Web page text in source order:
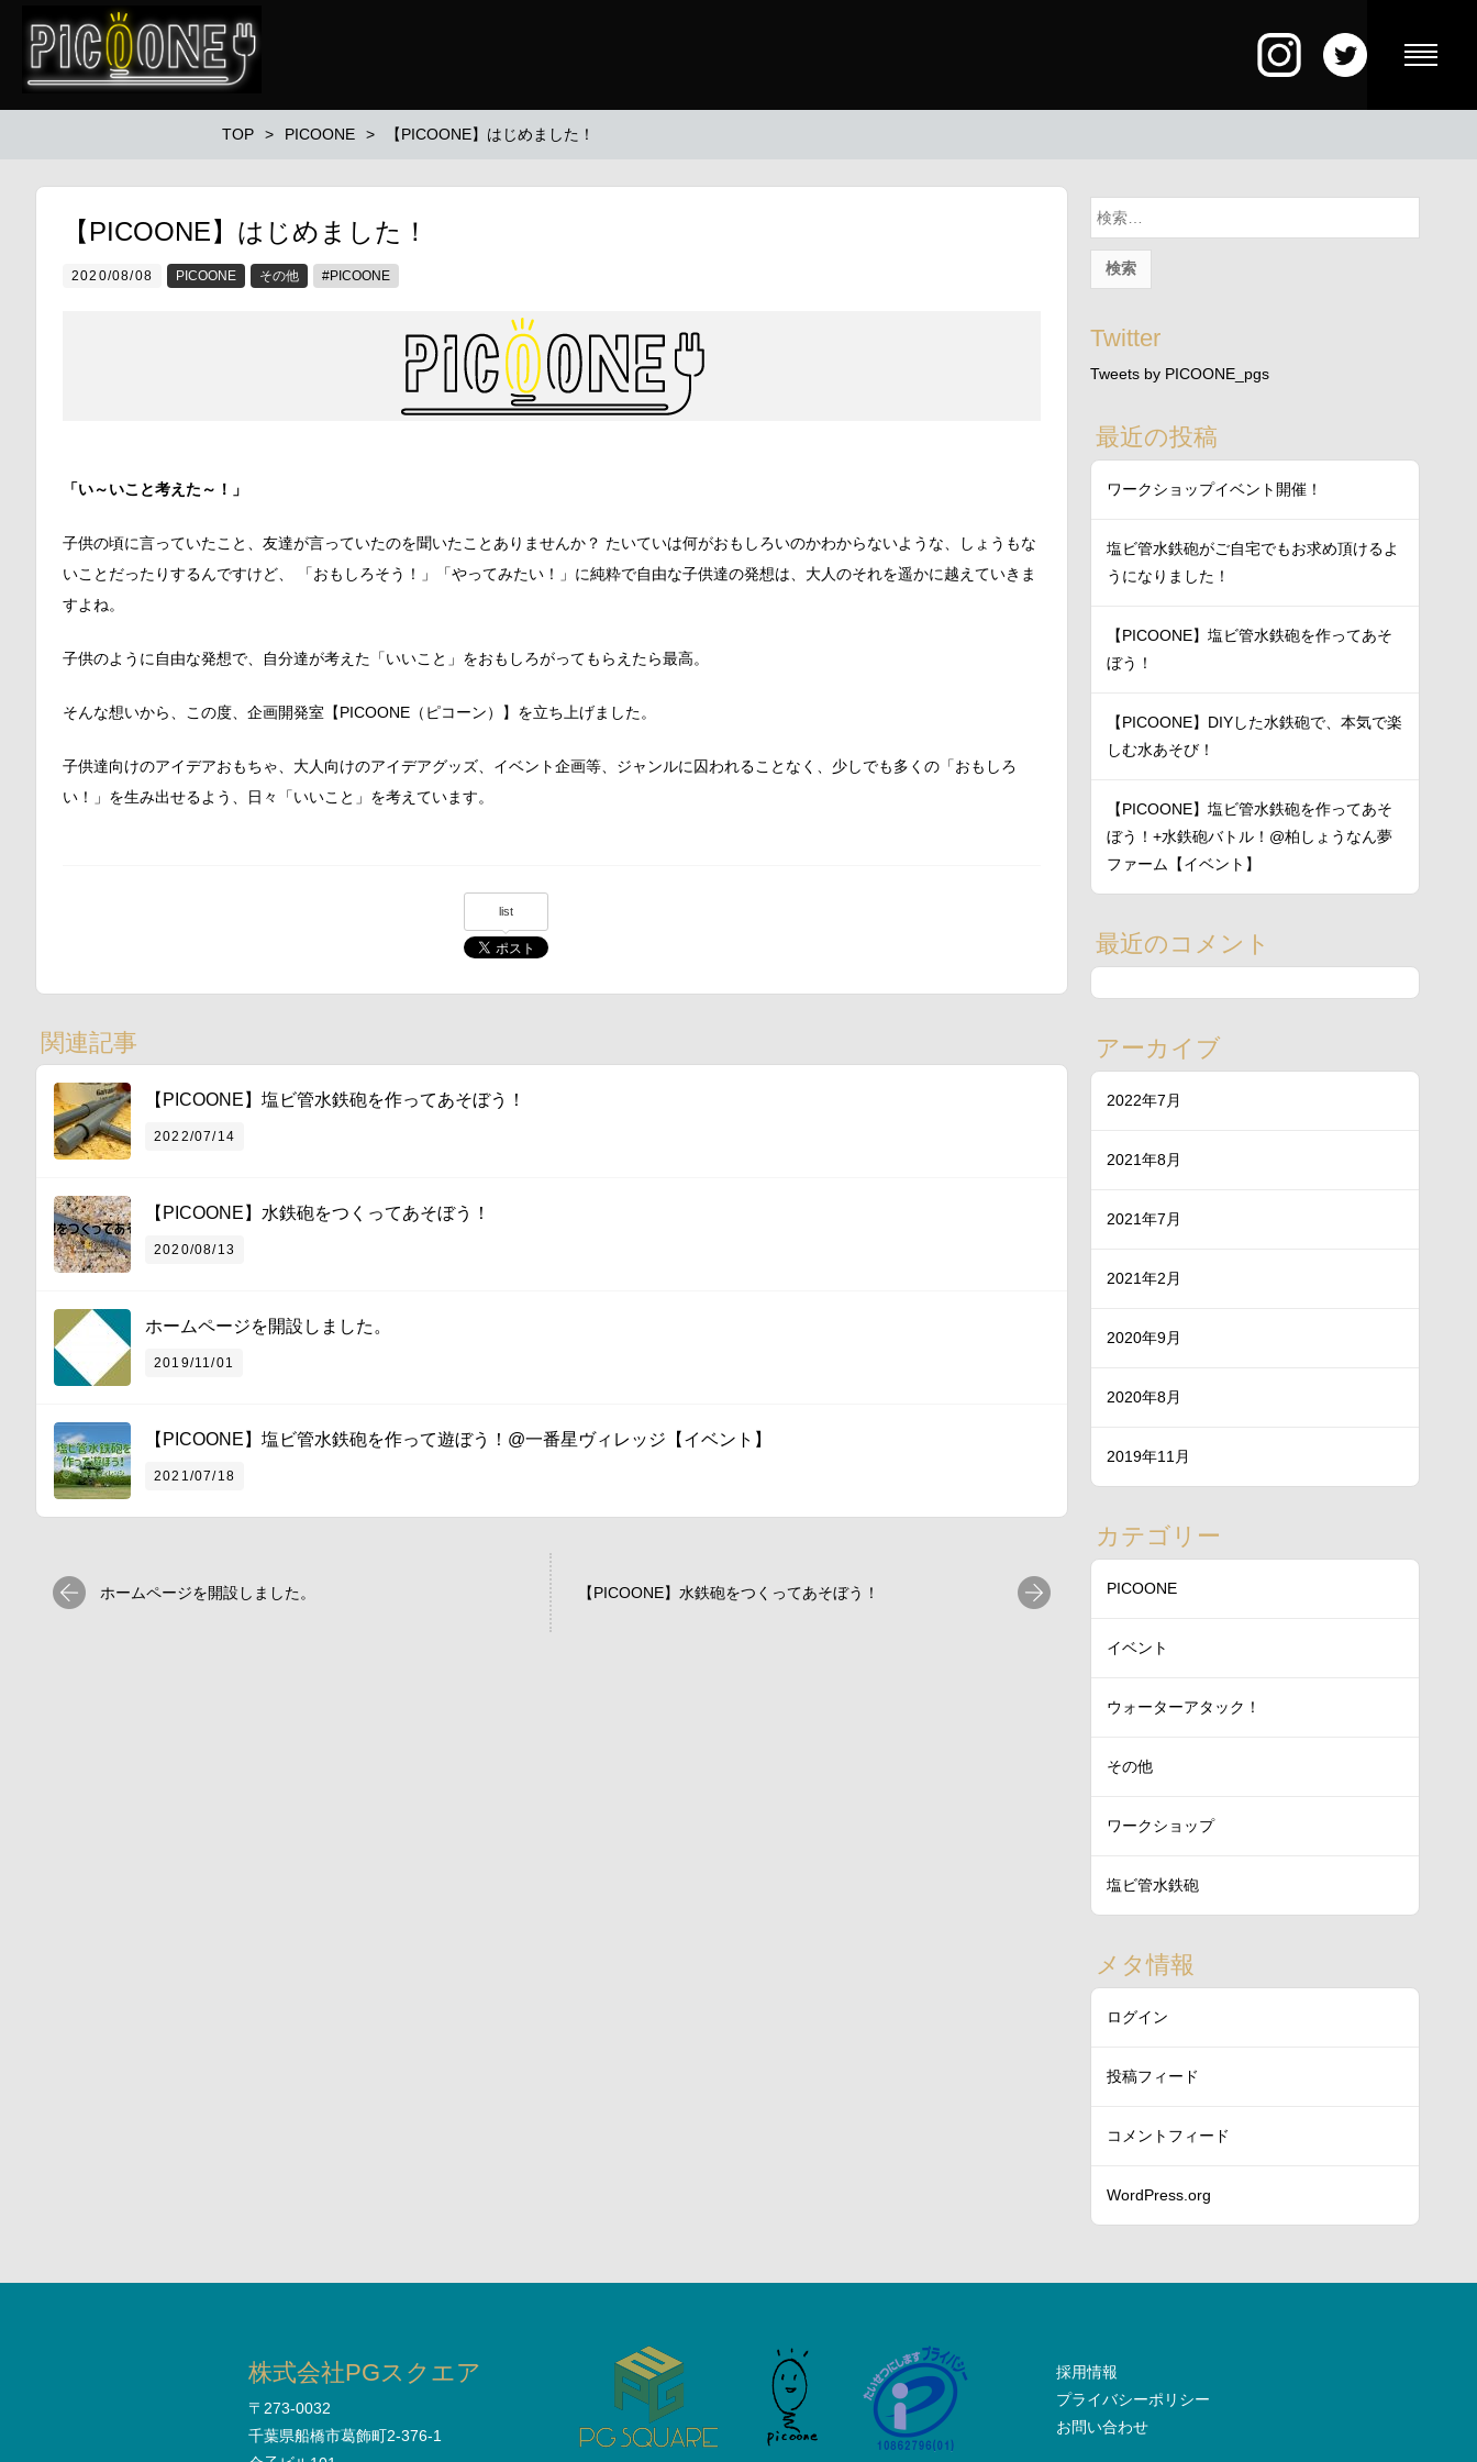
TOP PICOONE 【PICOONE】はじめました！
【PICOONE】はじめました！
2020/08/08 PICOONE その他 #PICOONE
「い～いこと考えた～！」
子供の頃に言っていたこと、友達が言っていたのを聞いたことありませんか？ たいていは何がおもしろいのかわからないような、しょうもな
いことだったりするんですけど、 「おもしろそう！」「やってみたい！」に純粋で自由な子供達の発想は、大人のそれを遥かに越えていきま
すよね。
子供のように自由な発想で、自分達が考えた「いいこと」をおもしろがってもらえたら最高。
そんな想いから、この度、企画開発室【PICOONE（ピコーン）】を立ち上げました。
子供達向けのアイデアおもちゃ、大人向けのアイデアグッズ、イベント企画等、ジャンルに囚われることなく、少しでも多くの「おもしろ
い！」を生み出せるよう、日々「いいこと」を考えています。
list
関連記事
【PICOONE】塩ビ管水鉄砲を作ってあそぼう！
2022/07/14
【PICOONE】水鉄砲をつくってあそぼう！
2020/08/13
ホームページを開設しました。
2019/11/01
【PICOONE】塩ビ管水鉄砲を作って遊ぼう！@一番星ヴィレッジ【イベント】
2021/07/18
ホームページを開設しました。 【PICOONE】水鉄砲をつくってあそぼう！
検
索:
Twitter
Tweets by PICOONE_pgs
最近の投稿
ワークショップイベント開催！
塩ビ管水鉄砲がご自宅でもお求め頂けるよ
うになりました！
【PICOONE】塩ビ管水鉄砲を作ってあそ
ぼう！
【PICOONE】DIYした水鉄砲で、本気で楽
しむ水あそび！
【PICOONE】塩ビ管水鉄砲を作ってあそ
ぼう！+水鉄砲バトル！@柏しょうなん夢
ファーム【イベント】
最近のコメント
アーカイブ
2022年7月
2021年8月
2021年7月
2021年2月
2020年9月
2020年8月
2019年11月
カテゴリー
PICOONE
イベント
ウォーターアタック！
その他
ワークショップ
塩ビ管水鉄砲
メタ情報
ログイン
投稿フィード
コメントフィード
WordPress.org
株式会社PGスクエア
〒273-0032
千葉県船橋市葛飾町2-376-1
採用情報
プライバシーポリシー
お問い合わせ